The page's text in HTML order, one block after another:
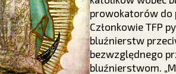
prowokatorów do
Członkowie TFP
bluźnierstw
bezwzględnego
bluźnierstwom.